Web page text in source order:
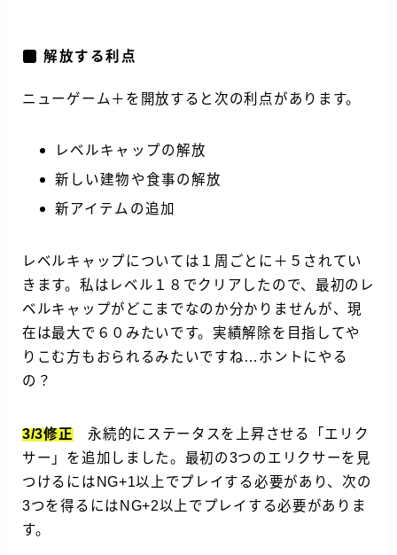
解放する利点
ニューゲーム＋を開放すると次の利点があります。
レベルキャップの解放
新しい建物や食事の解放
新アイテムの追加
レベルキャップについては１周ごとに＋５されてい
きます。私はレベル１８でクリアしたので、最初のレ
ベルキャップがどこまでなのか分かりませんが、現
在は最大で６０みたいです。実績解除を目指してや
りこむ方もおられるみたいですね…ホントにやる
の？
3/3修正 永続的にステータスを上昇させる「エリク
サー」を追加しました。最初の3つのエリクサーを見
つけるにはNG+1以上でプレイする必要があり、次の
3つを得るにはNG+2以上でプレイする必要がありま
す。